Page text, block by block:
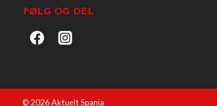
FØLG OG DEL
© 2026 Aktuelt Spania